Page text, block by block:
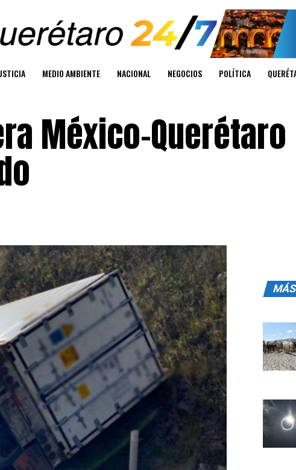
MEDIO AMBIENTE NACIONAL NEGOCIOS POLÍTICA
México-Querétaro